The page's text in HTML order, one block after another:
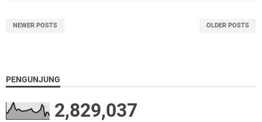
NEWER POSTS OLDER POSTS
PENGUNJUNG
2,829,037